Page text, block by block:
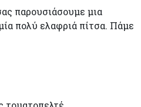
παρουσιάσουμε μια
πολύ ελαφριά πίτσα. Πάμε